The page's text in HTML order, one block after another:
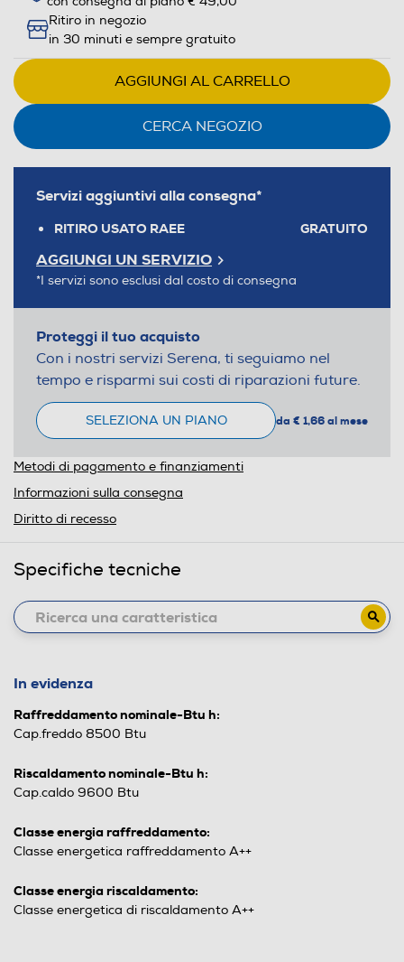
Ritiro in negozio
in 30 minuti e sempre gratuito
AGGIUNGI AL CARRELLO
CERCA NEGOZIO
Servizi aggiuntivi alla consegna*
RITIRO USATO RAEE GRATUITO
AGGIUNGI UN SERVIZIO
*I servizi sono esclusi dal costo di consegna
Proteggi il tuo acquisto
Con i nostri servizi Serena, ti seguiamo nel
tempo e risparmi sui costi di riparazioni future.
SELEZIONA UN PIANO da € 1,66 al mese
Metodi di pagamento e finanziamenti
Informazioni sulla consegna
Diritto di recesso
Specifiche tecniche
In evidenza
Raffreddamento nominale-Btu h:
Cap.freddo 8500 Btu
Riscaldamento nominale-Btu h:
Cap.caldo 9600 Btu
Classe energia raffreddamento:
Classe energetica raffreddamento A++
Classe energia riscaldamento:
Classe energetica di riscaldamento A++